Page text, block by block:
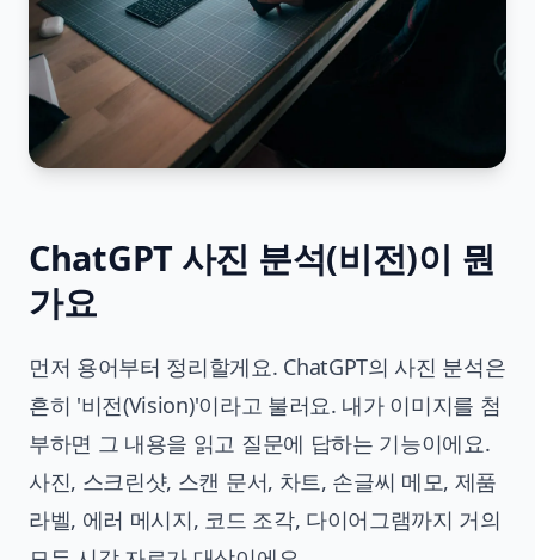
ChatGPT 사진 분석(비전)이 뭔
가요
먼저 용어부터 정리할게요. ChatGPT의 사진 분석은
흔히 '비전(Vision)'이라고 불러요. 내가 이미지를 첨
부하면 그 내용을 읽고 질문에 답하는 기능이에요.
사진, 스크린샷, 스캔 문서, 차트, 손글씨 메모, 제품
라벨, 에러 메시지, 코드 조각, 다이어그램까지 거의